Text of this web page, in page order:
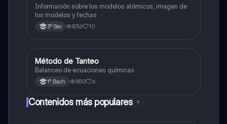
Información sobre los modelos atómicos, imagen de
los modelos y fechas
3º Sec 836 10
Química
Método de Tanteo
Balanceo de ecuaciones químicas
1º Bach 850 6
Contenidos más populares 9